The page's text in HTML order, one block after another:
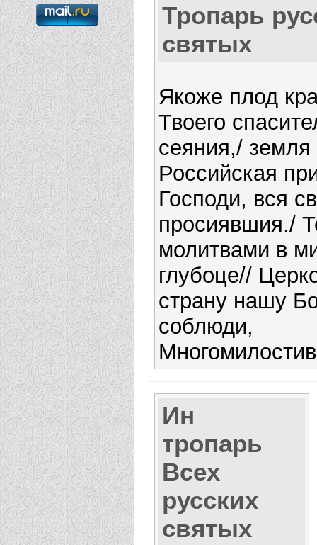
Тропарь
святых
Якоже плод
Твоего
сеяния,/ земля
Российская
Господи, вся
просиявшия./
молитвами в
глубоце//
страну нашу
соблюди,
Ин
тропарь
Всех
русских
святых